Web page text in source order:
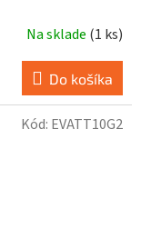
Na sklade (1 ks)
Do košíka
Kód: EVATT10G2